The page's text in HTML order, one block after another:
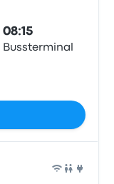
08:15
Bussterminal